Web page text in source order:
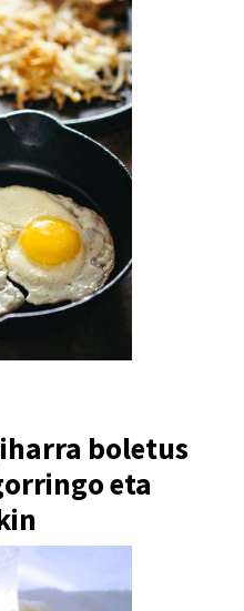
boletus
eta